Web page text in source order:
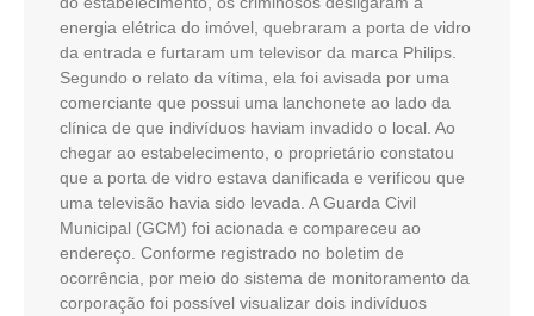
energia elétrica do imóvel, quebraram a porta de vidro
da entrada e furtaram um televisor da marca Philips.
Segundo o relato da vítima, ela foi avisada por uma
comerciante que possui uma lanchonete ao lado da
clínica de que indivíduos haviam invadido o local. Ao
chegar ao estabelecimento, o proprietário constatou
que a porta de vidro estava danificada e verificou que
uma televisão havia sido levada. A Guarda Civil
Municipal (GCM) foi acionada e compareceu ao
endereço. Conforme registrado no boletim de
ocorrência, por meio do sistema de monitoramento da
corporação foi possível visualizar dois indivíduos